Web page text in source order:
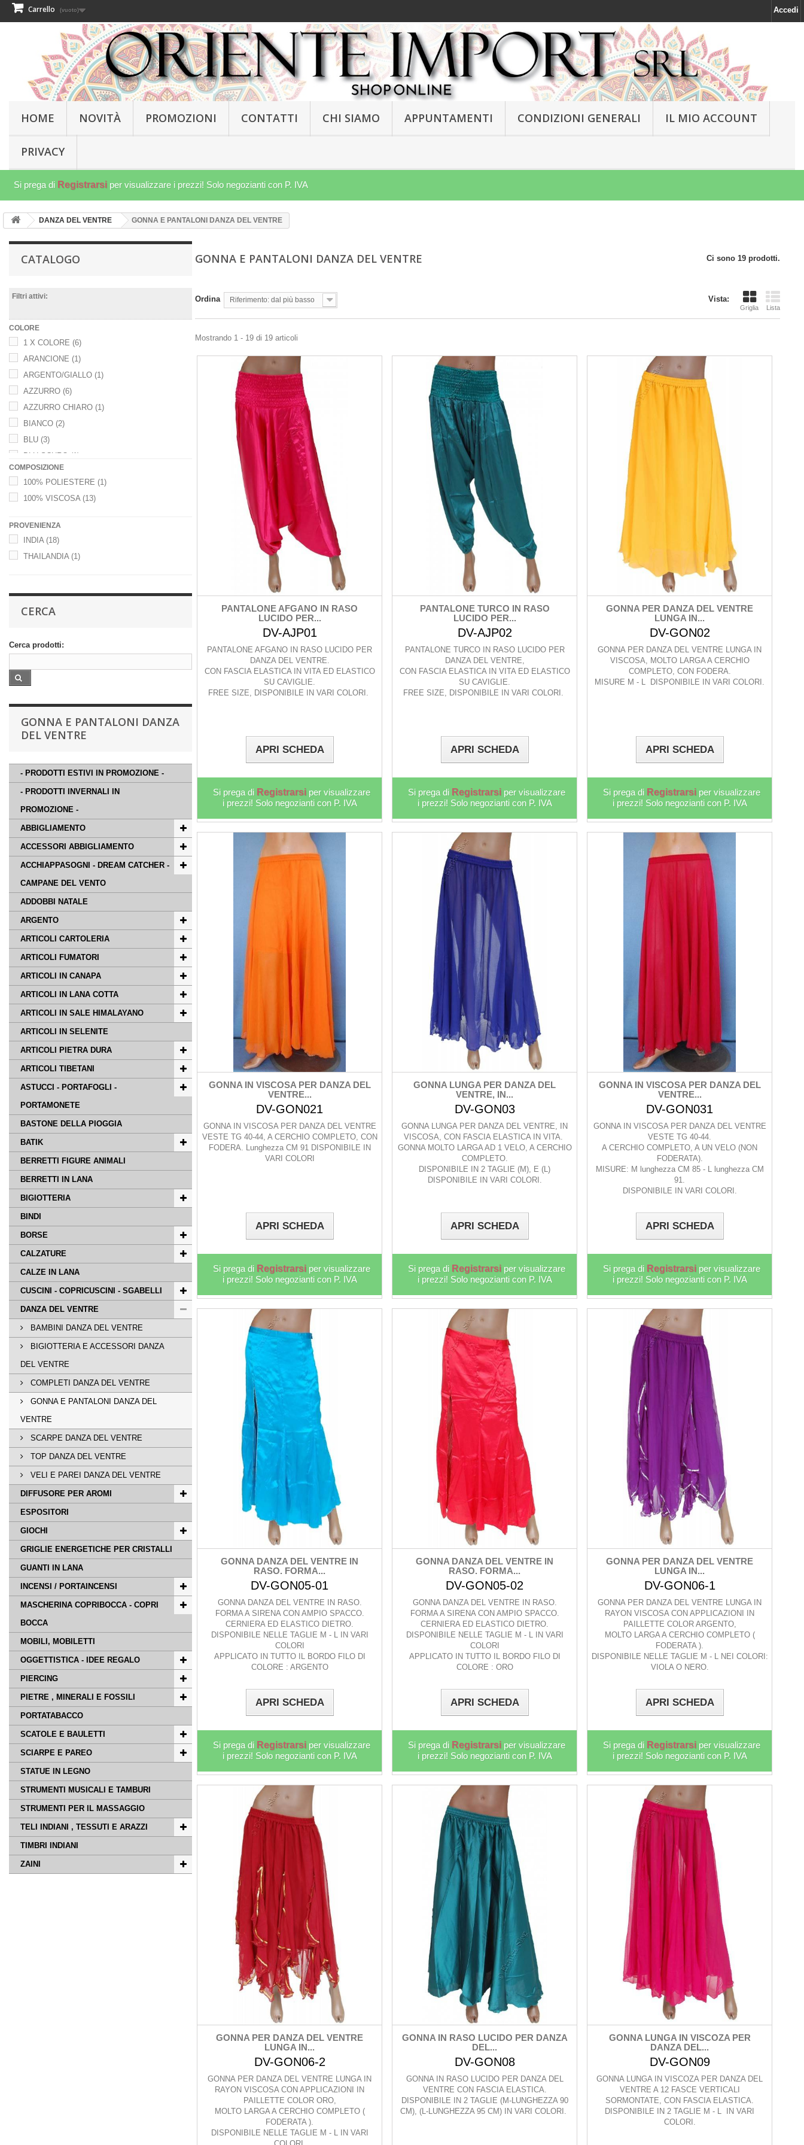
Accedi
Carrello (vuoto)
HOME NOVITÀ PROMOZIONI CONTATTI CHI SIAMO APPUNTAMENTI CONDIZIONI GENERALI IL MIO ACCOUNT
PRIVACY
Si prega di Registrarsi per visualizzare i prezzi! Solo negozianti con P. IVA
DANZA DEL VENTRE GONNA E PANTALONI DANZA DEL VENTRE
CATALOGO
Filtri attivi:
COLORE
1 X COLORE (6)
ARANCIONE (1)
ARGENTO/GIALLO (1)
AZZURRO (6)
AZZURRO CHIARO (1)
BIANCO (2)
BLU (3)
BLU SCURO (1)
BORDEAUX
GIALLO/AZZURRO
GIALLO OCRA
LILLA (2)
ROSSO BORDO
ROSSO/GIALLO
VIOLA SCURO(1)
COMPOSIZIONE
100% POLIESTERE (1)
100% VISCOSA(13)
PROVENIENZA
INDIA(18)
THAILANDIA(1)
CERCA
Cerca prodotti:
GONNA E PANTALONI DANZA
DEL VENTRE
- PRODOTTI ESTIVI IN PROMOZIONE -
- PRODOTTI INVERNALI IN
PROMOZIONE -
ABBIGLIAMENTO
ACCESSORI ABBIGLIAMENTO
ACCHIAPPASOGNI - DREAM CATCHER -
CAMPANE DEL VENTO
ADDOBBI NATALE
ARGENTO
ARTICOLI CARTOLERIA
ARTICOLI FUMATORI
ARTICOLI IN CANAPA
ARTICOLI IN LANA COTTA
ARTICOLI IN SALE HIMALAYANO
ARTICOLI IN SELENITE
ARTICOLI PIETRA DURA
ARTICOLI TIBETANI
ASTUCCI - PORTAFOGLI -
PORTAMONETE
BASTONE DELLA PIOGGIA
BATIK
BERRETTI FIGURE ANIMALI
BERRETTI IN LANA
BIGIOTTERIA
BINDI
BORSE
CALZATURE
CALZE IN LANA
CUSCINI - COPRICUSCINI - SGABELLI
DANZA DEL VENTRE
BAMBINI DANZA DEL VENTRE
BIGIOTTERIA E ACCESSORI DANZA
DEL VENTRE
COMPLETI DANZA DEL VENTRE
GONNA E PANTALONI DANZA DEL
VENTRE
SCARPE DANZA DEL VENTRE
TOP DANZA DEL VENTRE
VELI E PAREI DANZA DEL VENTRE
DIFFUSORE PER AROMI
ESPOSITORI
GIOCHI
GRIGLIE ENERGETICHE PER CRISTALLI
GUANTI IN LANA
INCENSI / PORTAINCENSI
MASCHERINA COPRIBOCCA - COPRI
BOCCA
MOBILI, MOBILETTI
OGGETTISTICA - IDEE REGALO
PIERCING
PIETRE , MINERALI E FOSSILI
PORTATABACCO
SCATOLE E BAULETTI
SCIARPE E PAREO
STATUE IN LEGNO
STRUMENTI MUSICALI E TAMBURI
STRUMENTI PER IL MASSAGGIO
TELI INDIANI , TESSUTI E ARAZZI
TIMBRI INDIANI
ZAINI
GONNA E PANTALONI DANZA DEL VENTRE Ci sono 19 prodotti.
Vista:
Griglia Lista
Ordina Riferimento: dal più basso
Mostrando 1 - 19 di 19 articoli
PANTALONE AFGANO IN RASO
LUCIDO PER...
DV-AJP01
PANTALONE AFGANO IN RASO LUCIDO PER
DANZA DEL VENTRE.
CON FASCIA ELASTICA IN VITA ED ELASTICO
SU CAVIGLIE.
FREE SIZE, DISPONIBILE IN VARI COLORI.
APRI SCHEDA
Si prega di Registrarsi per visualizzare
i prezzi! Solo negozianti con P. IVA
PANTALONE TURCO IN RASO
LUCIDO PER...
DV-AJP02
PANTALONE TURCO IN RASO LUCIDO PER
DANZA DEL VENTRE,
CON FASCIA ELASTICA IN VITA ED ELASTICO
SU CAVIGLIE.
FREE SIZE, DISPONIBILE IN VARI COLORI.
APRI SCHEDA
Si prega di Registrarsi per visualizzare
i prezzi! Solo negozianti con P. IVA
GONNA PER DANZA DEL VENTRE
LUNGA IN...
DV-GON02
GONNA PER DANZA DEL VENTRE LUNGA IN
VISCOSA, MOLTO LARGA A CERCHIO
COMPLETO, CON FODERA.
MISURE M - L DISPONIBILE IN VARI COLORI.
APRI SCHEDA
Si prega di Registrarsi per visualizzare
i prezzi! Solo negozianti con P. IVA
GONNA IN VISCOSA PER DANZA DEL
VENTRE...
DV-GON021
GONNA IN VISCOSA PER DANZA DEL VENTRE
VESTE TG 40-44, A CERCHIO COMPLETO, CON
FODERA. Lunghezza CM 91 DISPONIBILE IN
VARI COLORI
APRI SCHEDA
Si prega di Registrarsi per visualizzare
i prezzi! Solo negozianti con P. IVA
GONNA LUNGA PER DANZA DEL
VENTRE, IN...
DV-GON03
GONNA LUNGA PER DANZA DEL VENTRE, IN
VISCOSA, CON FASCIA ELASTICA IN VITA.
GONNA MOLTO LARGA AD 1 VELO, A CERCHIO
COMPLETO.
DISPONIBILE IN 2 TAGLIE (M), E (L)
DISPONIBILE IN VARI COLORI.
APRI SCHEDA
Si prega di Registrarsi per visualizzare
i prezzi! Solo negozianti con P. IVA
GONNA IN VISCOSA PER DANZA DEL
VENTRE...
DV-GON031
GONNA IN VISCOSA PER DANZA DEL VENTRE
VESTE TG 40-44.
A CERCHIO COMPLETO, A UN VELO (NON
FODERATA).
MISURE: M lunghezza CM 85 - L lunghezza CM
91.
DISPONIBILE IN VARI COLORI.
APRI SCHEDA
Si prega di Registrarsi per visualizzare
i prezzi! Solo negozianti con P. IVA
GONNA DANZA DEL VENTRE IN
RASO. FORMA...
DV-GON05-01
GONNA DANZA DEL VENTRE IN RASO.
FORMA A SIRENA CON AMPIO SPACCO.
CERNIERA ED ELASTICO DIETRO.
DISPONIBILE NELLE TAGLIE M - L IN VARI
COLORI
APPLICATO IN TUTTO IL BORDO FILO DI
COLORE : ARGENTO
APRI SCHEDA
Si prega di Registrarsi per visualizzare
i prezzi! Solo negozianti con P. IVA
GONNA DANZA DEL VENTRE IN
RASO. FORMA...
DV-GON05-02
GONNA DANZA DEL VENTRE IN RASO.
FORMA A SIRENA CON AMPIO SPACCO.
CERNIERA ED ELASTICO DIETRO.
DISPONIBILE NELLE TAGLIE M - L IN VARI
COLORI
APPLICATO IN TUTTO IL BORDO FILO DI
COLORE : ORO
APRI SCHEDA
Si prega di Registrarsi per visualizzare
i prezzi! Solo negozianti con P. IVA
GONNA PER DANZA DEL VENTRE
LUNGA IN...
DV-GON06-1
GONNA PER DANZA DEL VENTRE LUNGA IN
RAYON VISCOSA CON APPLICAZIONI IN
PAILLETTE COLOR ARGENTO,
MOLTO LARGA A CERCHIO COMPLETO (
FODERATA ).
DISPONIBILE NELLE TAGLIE M - L NEI COLORI:
VIOLA O NERO.
APRI SCHEDA
Si prega di Registrarsi per visualizzare
i prezzi! Solo negozianti con P. IVA
GONNA PER DANZA DEL VENTRE
LUNGA IN...
DV-GON06-2
GONNA PER DANZA DEL VENTRE LUNGA IN
RAYON VISCOSA CON APPLICAZIONI IN
PAILLETTE COLOR ORO,
MOLTO LARGA A CERCHIO COMPLETO (
FODERATA ).
DISPONIBILE NELLE TAGLIE M - L IN VARI
GONNA IN RASO LUCIDO PER DANZA
DEL...
DV-GON08
GONNA IN RASO LUCIDO PER DANZA DEL
VENTRE CON FASCIA ELASTICA.
DISPONIBILE IN 2 TAGLIE (M-LUNGHEZZA 90
CM), (L-LUNGHEZZA 95 CM) IN VARI COLORI.
GONNA LUNGA IN VISCOZA PER
DANZA DEL...
DV-GON09
GONNA LUNGA IN VISCOZA PER DANZA DEL
VENTRE A 12 FASCE VERTICALI
SORMONTATE, CON FASCIA ELASTICA.
DISPONIBILE IN 2 TAGLIE M - L IN VARI
COLORI.